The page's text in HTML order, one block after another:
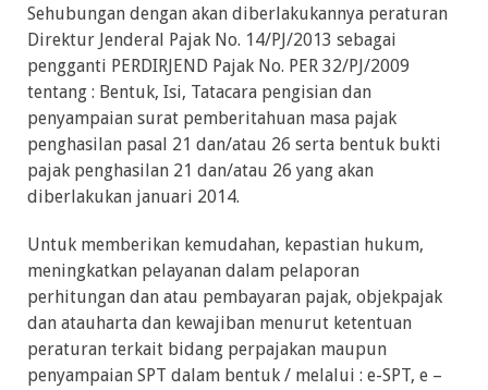
Sehubungan dengan akan diberlakukannya peraturan
Direktur Jenderal Pajak No. 14/PJ/2013 sebagai
pengganti PERDIRJEND Pajak No. PER 32/PJ/2009
tentang : Bentuk, Isi, Tatacara pengisian dan
penyampaian surat pemberitahuan masa pajak
penghasilan pasal 21 dan/atau 26 serta bentuk bukti
pajak penghasilan 21 dan/atau 26 yang akan
diberlakukan januari 2014.
Untuk memberikan kemudahan, kepastian hukum,
meningkatkan pelayanan dalam pelaporan
perhitungan dan atau pembayaran pajak, objekpajak
dan atauharta dan kewajiban menurut ketentuan
peraturan terkait bidang perpajakan maupun
penyampaian SPT dalam bentuk / melalui : e-SPT, e –